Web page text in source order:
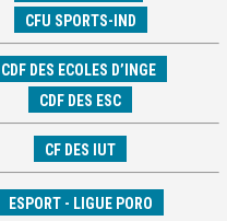
CFU SPORTS-IND
CDF DES ECOLES D’INGE
CDF DES ESC
CF DES IUT
ESPORT - LIGUE PORO